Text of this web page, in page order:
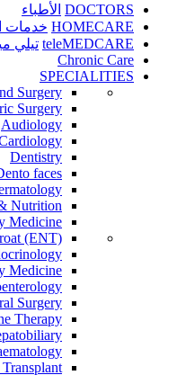
DOCTORS الأطباء
HOMECARE خدمات
teleMEDCARE تيلي
Chronic Care
SPECIALITIES
Surgery
Surgery
Audiology
Dentistry
faces
Nutrition
Medicine
(ENT)
Medicine
Surgery
Therapy